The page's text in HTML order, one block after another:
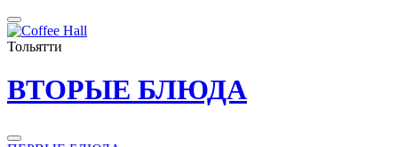
Тольятти
ВТОРЫЕ БЛЮДА